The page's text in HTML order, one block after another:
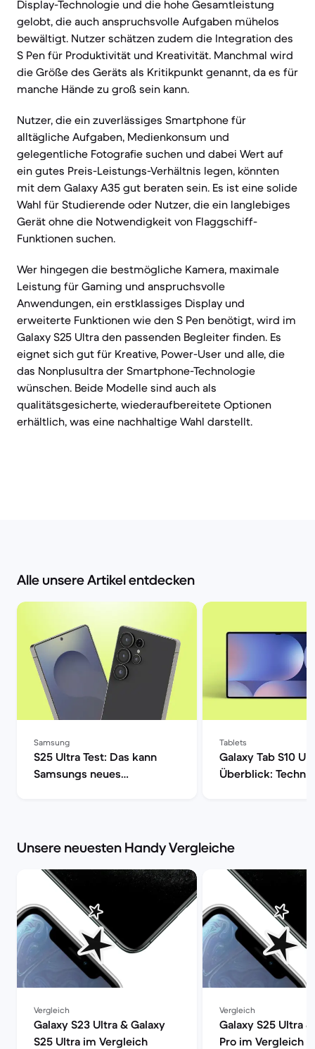
Display-Technologie und die hohe Gesamtleistung
gelobt, die auch anspruchsvolle Aufgaben mühelos
bewältigt. Nutzer schätzen zudem die Integration des
S Pen für Produktivität und Kreativität. Manchmal wird
die Größe des Geräts als Kritikpunkt genannt, da es für
manche Hände zu groß sein kann.
Nutzer, die ein zuverlässiges Smartphone für
alltägliche Aufgaben, Medienkonsum und
gelegentliche Fotografie suchen und dabei Wert auf
ein gutes Preis-Leistungs-Verhältnis legen, könnten
mit dem Galaxy A35 gut beraten sein. Es ist eine solide
Wahl für Studierende oder Nutzer, die ein langlebiges
Gerät ohne die Notwendigkeit von Flaggschiff-
Funktionen suchen.
Wer hingegen die bestmögliche Kamera, maximale
Leistung für Gaming und anspruchsvolle
Anwendungen, ein erstklassiges Display und
erweiterte Funktionen wie den S Pen benötigt, wird im
Galaxy S25 Ultra den passenden Begleiter finden. Es
eignet sich gut für Kreative, Power-User und alle, die
das Nonplusultra der Smartphone-Technologie
wünschen. Beide Modelle sind auch als
qualitätsgesicherte, wiederaufbereitete Optionen
erhältlich, was eine nachhaltige Wahl darstellt.
Alle unsere Artikel entdecken
Samsung
S25 Ultra Test: Das kann
Samsungs neues
Tablets
Galaxy Tab S10
Überblick:
Unsere neuesten Handy Vergleiche
Vergleich
Galaxy S23 Ultra & Galaxy
S25 Ultra im Vergleich
Vergleich
Galaxy S25 Ultra
Pro im Vergleich